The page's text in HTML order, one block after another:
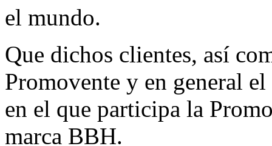
el mundo.
Que dichos clientes, así
Promovente y en general
en el que participa la
marca BBH.